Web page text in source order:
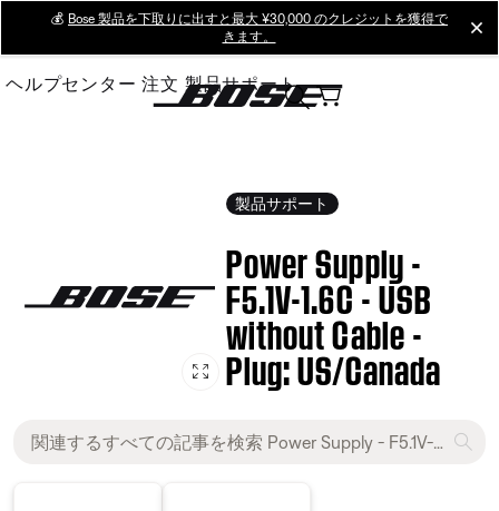
Main
💰 Bose 製品を下取りに出すと最大 ¥30,000 のクレジットを獲得で
きます。
ヘルプセンター 注文 製品サポート
製品サポート
Power Supply -
F5.1V-1.6C - USB
without Cable -
Plug: US/Canada